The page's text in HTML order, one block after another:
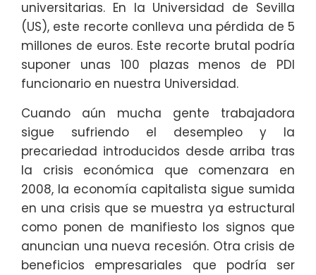
universitarias. En la Universidad de Sevilla
(US), este recorte conlleva una pérdida de 5
millones de euros. Este recorte brutal podría
suponer unas 100 plazas menos de PDI
funcionario en nuestra Universidad.
Cuando aún mucha gente trabajadora
sigue sufriendo el desempleo y la
precariedad introducidos desde arriba tras
la crisis económica que comenzara en
2008, la economía capitalista sigue sumida
en una crisis que se muestra ya estructural
como ponen de manifiesto los signos que
anuncian una nueva recesión. Otra crisis de
beneficios empresariales que podría ser